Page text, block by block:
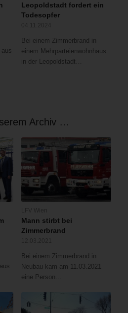
Leopoldstadt fordert ein
Todesopfer
Bei einem Zimmerbrand in
einem Mehrparteienwohnhaus
in der Leopoldstadt…
Archiv …
Mann stirbt bei
Zimmerbrand
Bei einem Zimmerbrand in
Neubau kam am 11.03.2021
eine Person…